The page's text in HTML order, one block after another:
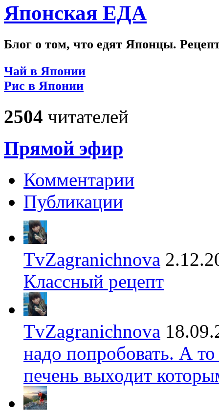
Японская ЕДА
Блог о том, что едят Японцы.
Чай в Японии
Рис в Японии
2504 читателей
Прямой эфир
Комментарии
Публикации
TvZagranichnova
Классный рецепт
TvZagranichnova
надо попробовать. А
печень выходит